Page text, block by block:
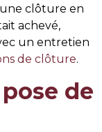
clôture en
achevé,
un entretien
de clôture.
de